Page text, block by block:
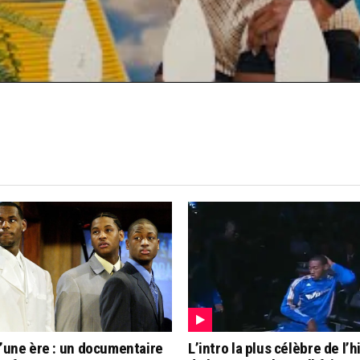
ère : un documentaire
L’intro la plus célèbre de